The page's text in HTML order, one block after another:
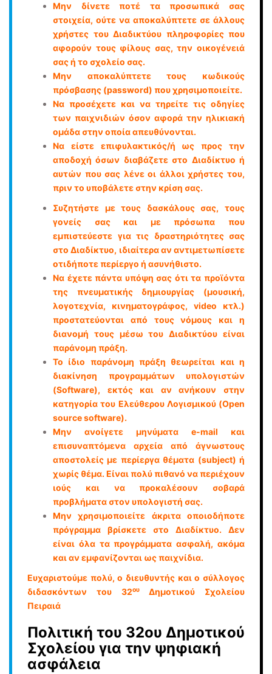
Μην δίνετε ποτέ τα προσωπικά σας
στοιχεία, ούτε να αποκαλύπτετε σε άλλους
χρήστες του Διαδικτύου πληροφορίες που
αφορούν τους φίλους σας, την οικογένειά
σας ή το σχολείο σας.
Μην αποκαλύπτετε τους κωδικούς
πρόσβασης (password) που χρησιμοποιείτε.
Να προσέχετε και να τηρείτε τις οδηγίες
των παιχνιδιών όσον αφορά την ηλικιακή
ομάδα στην οποία απευθύνονται.
Να είστε επιφυλακτικός/ή ως προς την
αποδοχή όσων διαβάζετε στο Διαδίκτυο ή
αυτών που σας λένε οι άλλοι χρήστες του,
πριν το υποβάλετε στην κρίση σας.
Συζητήστε με τους δασκάλους σας, τους
γονείς σας και με πρόσωπα που
εμπιστεύεστε για τις δραστηριότητες σας
στο Διαδίκτυο, ιδιαίτερα αν αντιμετωπίσετε
οτιδήποτε περίεργο ή ασυνήθιστο.
Να έχετε πάντα υπόψη σας ότι τα προϊόντα
της πνευματικής δημιουργίας (μουσική,
λογοτεχνία, κινηματογράφος, video κτλ.)
προστατεύονται από τους νόμους και η
διανομή τους μέσω του Διαδικτύου είναι
παράνομη πράξη.
Το ίδιο παράνομη πράξη θεωρείται και η
διακίνηση προγραμμάτων υπολογιστών
(Software), εκτός και αν ανήκουν στην
κατηγορία του Ελεύθερου Λογισμικού (Open
source software).
Μην ανοίγετε μηνύματα e-mail και
επισυναπτόμενα αρχεία από άγνωστους
αποστολείς με περίεργα θέματα (subject) ή
χωρίς θέμα. Είναι πολύ πιθανό να περιέχουν
ιούς και να προκαλέσουν σοβαρά
προβλήματα στον υπολογιστή σας.
Μην χρησιμοποιείτε άκριτα οποιοδήποτε
πρόγραμμα βρίσκετε στο Διαδίκτυο. Δεν
είναι όλα τα προγράμματα ασφαλή, ακόμα
και αν εμφανίζονται ως παιχνίδια.
Ευχαριστούμε πολύ, ο διευθυντής και ο σύλλογος
διδασκόντων του 32ουΔημοτικού Σχολείου
Πειραιά
Πολιτική του 32ου Δημοτικού
Σχολείου για την ψηφιακή
ασφάλεια